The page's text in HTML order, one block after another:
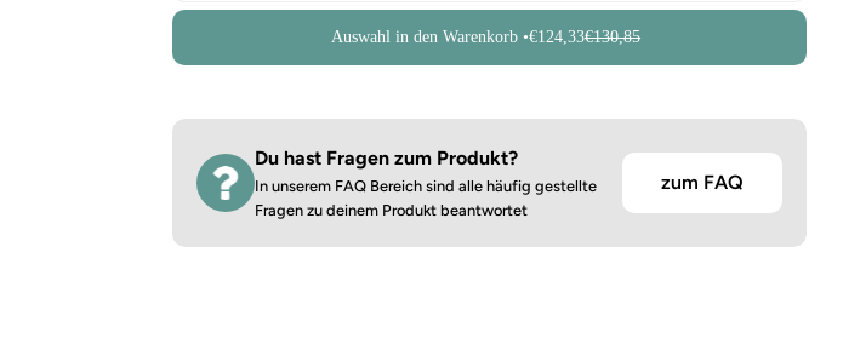
Auswahl in den Warenkorb •€124,33€130,85
Du hast Fragen zum Produkt?
In unserem FAQ Bereich sind alle häufig gestellte
Fragen zu deinem Produkt beantwortet
zum FAQ